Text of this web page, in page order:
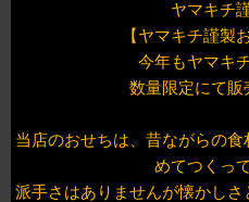
ヤマキチ
【ヤマキチ謹製
今年もヤマキ
数量限定にて販
当店のおせちは、昔ながらの
めてつくっ
派手さはありませんが懐かし